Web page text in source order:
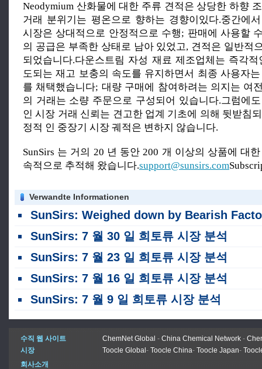
Neodymium 산화물에 대한 주류 견적은 상당한 하향
거래 분위기는 평온으로 향하는 경향이있다.중간에
시장은 상대적으로 안정적으로 수행; 판매에 사용할
의 공급은 부족한 상태로 남아 있었고, 견적은 일반적
되었습니다.다운스트림 자성 재료 제조업체는 즉각
도되는 재고 보충의 속도를 유지하면서 최종 사용자
를 채택했습니다; 대량 구매에 참여하려는 의지는 여
의 거래는 소량 주문으로 구성되어 있습니다.그럼에
인 시장 거래 신뢰는 견고한 업계 기초에 의해 뒷받침
정적 인 중장기 시장 궤적은 변하지 않습니다.
SunSirs 는 거의 20 년 동안 200 개 이상의 상품에 대
속적으로 추적해 왔습니다.support@sunsirs.com
Verwandte Informationen
SunSirs: Weighed down by Bearish Factors, the Heavy Rare Earth Market is Trending Downward (하락세로 인해 무거운 희토류
SunSirs: 7 월 30 일 희토류 시장 분석
SunSirs: 7 월 23 일 희토류 시장 분석
SunSirs: 7 월 16 일 희토류 시장 분석
SunSirs: 7 월 9 일 희토류 시장 분석
수직 웹 사이트 ChemNet Global - China Chemical Network -
시장
Toocle Global - Toocle China- Toocle Japan-
회사소개